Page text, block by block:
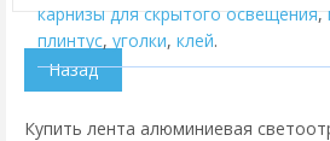
карнизы для скрытого освещения,
плинтус, уголки, клей.
Купить лента алюминиевая